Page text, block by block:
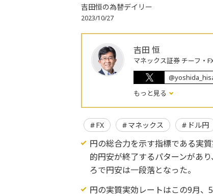
吉田恒の為替デイリー
2023/10/27
吉田 恒
マネックス証券 チーフ・
もっと見る
FX マネックス ドル円
円の総合力を示す指標である実
的円安が終了するパターンがあ
ろで円安は一段落となった。
円の実質実効レートはこの9月